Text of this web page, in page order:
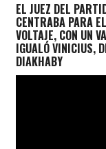
EL JUEZ DEL
CENTRABA PARA
VOLTAJE, CON UN
IGUALÓ VINICIUS,
DIAKHABY